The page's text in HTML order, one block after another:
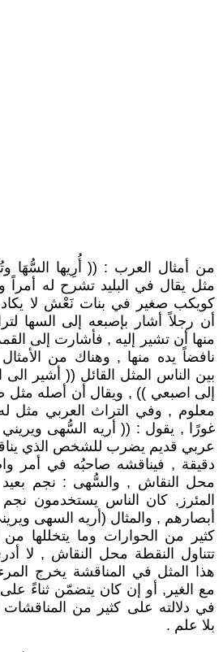
من أمثال العرب : (( أُرِيها السُّهَا
مثل يقال في البليد تشرح له أمراً
كويكب صغير في بنات نَعْش لا
أن رجلاً أشار بإصبعه إلى السها
منها أن تشير إليه , فأشارت إلى
نافضاً يده منها , وهناك من الأمثال
بين الناس المثل القائل (( أشير الى
إلى اصبعي )) , ويقال أن أصله مثل
معلوم , وفي التراث العربي مثل
غورًا , يقول : (( أريه السُّهى
عربي قديم يضرب للشخص الذي
دقيقة , فيناقشه صاحبُه في أمر
محل النقاش , والسُّهى : نجم بعيد
المئرز, كان الناس يستخدمون نجم
أبصارهم , والمثال (أريه السهى
كثير من الحوارات وما يتخللها من
تتناول النقطة محل النقاش , لا
هذا المثل في المناقشة يخرج
مع الغير, أو إن كان يتضمّن ثناءً
في دلالته على كثير من المناقشات
بلا علم .